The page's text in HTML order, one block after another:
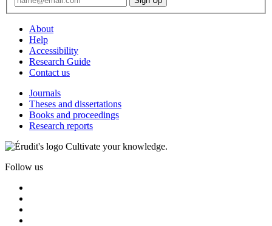
About
Help
Accessibility
Research Guide
Contact us
Journals
Theses and dissertations
Books and proceedings
Research reports
Cultivate your knowledge.
Follow us